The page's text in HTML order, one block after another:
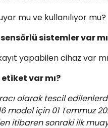
mu ve kullanılıyor mu?
sistemler var
yapabilen cihaz var
var mı?
olarak tescil
model için 01 Temmuz
itibaren sonraki ilk